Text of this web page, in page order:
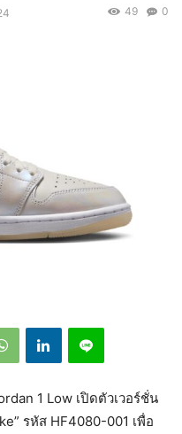
0
49
1 Low เปิดตัวเวอร์ชั่น
รหัส HF4080-001 เพื่อ